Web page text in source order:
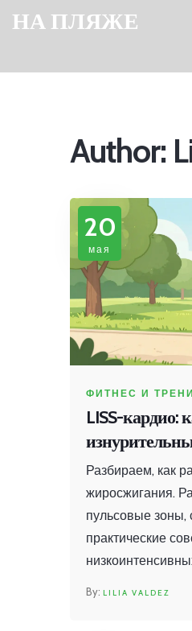
НА ПЛЯЖЕ
Author:
20
мая
ФИТНЕС И
LISS-кардио:
Разбираем, как
жиросжигания.
пульсовые зоны,
практические
LILIA VALDEZ